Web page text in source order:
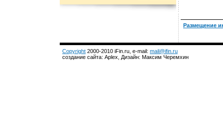
Размещение
Copyright 2000-2010 iFin.ru, e-mail: mail@ifin.ru
создание сайта: Aplex, Дизайн: Максим Черемхин